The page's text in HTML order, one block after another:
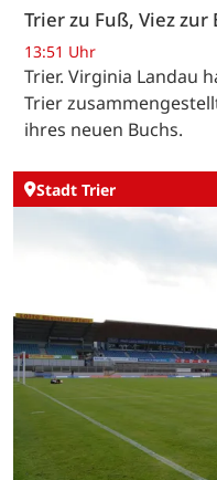
Trier zu Fuß, Viez
13:51 Uhr
Trier. Virginia Landau
Trier
ihres neuen Buchs.
Stadt Trier